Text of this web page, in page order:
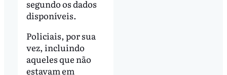
segundo os dados
disponíveis.
Policiais, por sua
vez, incluindo
aqueles que não
estavam em